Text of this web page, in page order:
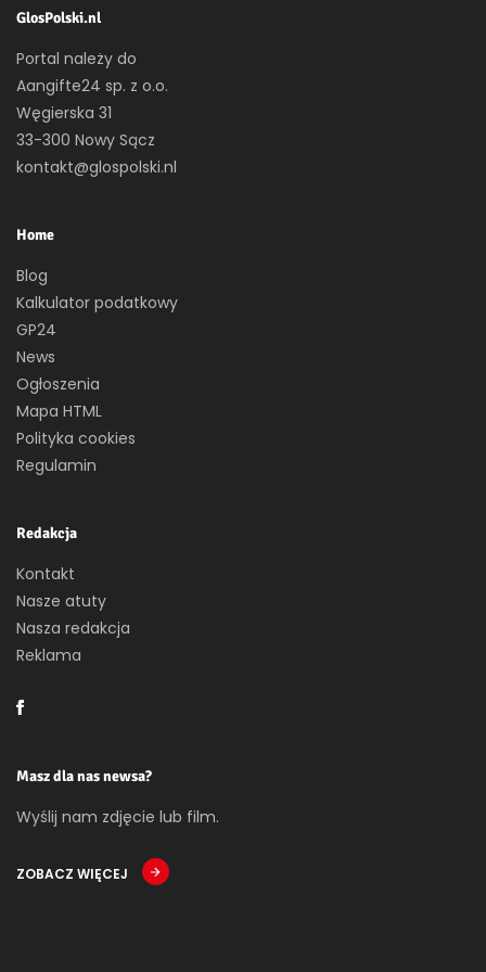
GlosPolski.nl
Portal należy do
Aangifte24 sp. z o.o.
Węgierska 31
33-300 Nowy Sącz
kontakt@glospolski.nl
Home
Blog
Kalkulator podatkowy
GP24
News
Ogłoszenia
Mapa HTML
Polityka cookies
Regulamin
Redakcja
Kontakt
Nasze atuty
Nasza redakcja
Reklama
Masz dla nas newsa?
Wyślij nam zdjęcie lub film.
ZOBACZ WIĘCEJ